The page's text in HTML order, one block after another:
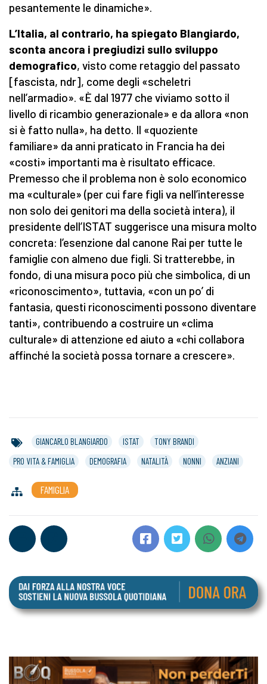
pesantemente le dinamiche».
L’Italia, al contrario, ha spiegato Blangiardo,
sconta ancora i pregiudizi sullo sviluppo
demografico, visto come retaggio del passato
[fascista, ndr], come degli «scheletri
nell’armadio». «È dal 1977 che viviamo sotto il
livello di ricambio generazionale» e da allora «non
si è fatto nulla», ha detto. Il «quoziente
familiare» da anni praticato in Francia ha dei
«costi» importanti ma è risultato efficace.
Premesso che il problema non è solo economico
ma «culturale» (per cui fare figli va nell’interesse
non solo dei genitori ma della società intera), il
presidente dell’ISTAT suggerisce una misura molto
concreta: l’esenzione dal canone Rai per tutte le
famiglie con almeno due figli. Si tratterebbe, in
fondo, di una misura poco più che simbolica, di un
«riconoscimento», tuttavia, «con un po’ di
fantasia, questi riconoscimenti possono diventare
tanti», contribuendo a costruire un «clima
culturale» di attenzione ed aiuto a «chi collabora
affinché la società possa tornare a crescere».
GIANCARLO BLANGIARDO ISTAT
TONY BRANDI
PRO VITA & FAMIGLIA
DEMOGRAFIA NATALITÀ NONNI ANZIANI
FAMIGLIA